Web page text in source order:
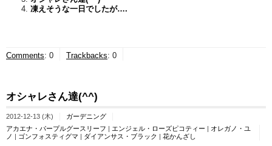
凍えそうな一日でしたが….
Comments: 0 Trackbacks: 0
オシャレさん達(^^)
2012-12-13 (木)
ガーデニング
アカエナ・パープルグースリーフ | エンジェル・ローズピコティー | オレガノ・ユ
ノ | ゴンフォスティグマ | ダイアンサス・ブラック | 花かんざし